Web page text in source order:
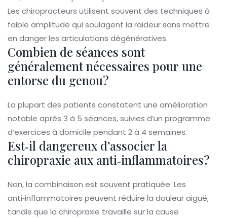
Les chiropracteurs utilisent souvent des techniques à
faible amplitude qui soulagent la raideur sans mettre
en danger les articulations dégénératives.
Combien de séances sont
généralement nécessaires pour une
entorse du genou?
La plupart des patients constatent une amélioration
notable après 3 à 5 séances, suivies d’un programme
d’exercices à domicile pendant 2 à 4 semaines.
Est‑il dangereux d’associer la
chiropraxie aux anti‑inflammatoires?
Non, la combinaison est souvent pratiquée. Les
anti‑inflammatoires peuvent réduire la douleur aiguë,
tandis que la chiropraxie travaille sur la cause